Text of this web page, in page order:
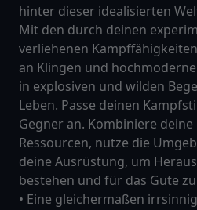
hinter dieser idealisierten
Mit den durch deinen
verliehenen
an Klingen und
in explosiven und wilden
Leben. Passe deinen
Gegner an. Kombiniere
Ressourcen, nutze die
deine Ausrüstung, um
bestehen und für das Gute
• Eine gleichermaßen